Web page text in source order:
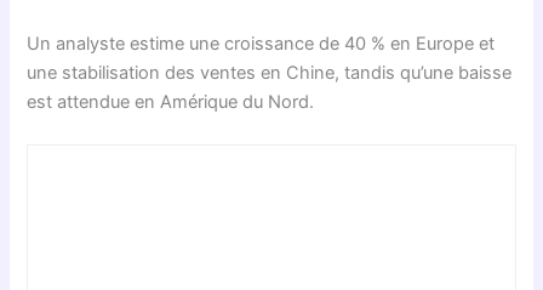
Un analyste estime une croissance de 40 % en Europe et
une stabilisation des ventes en Chine, tandis qu’une baisse
est attendue en Amérique du Nord.